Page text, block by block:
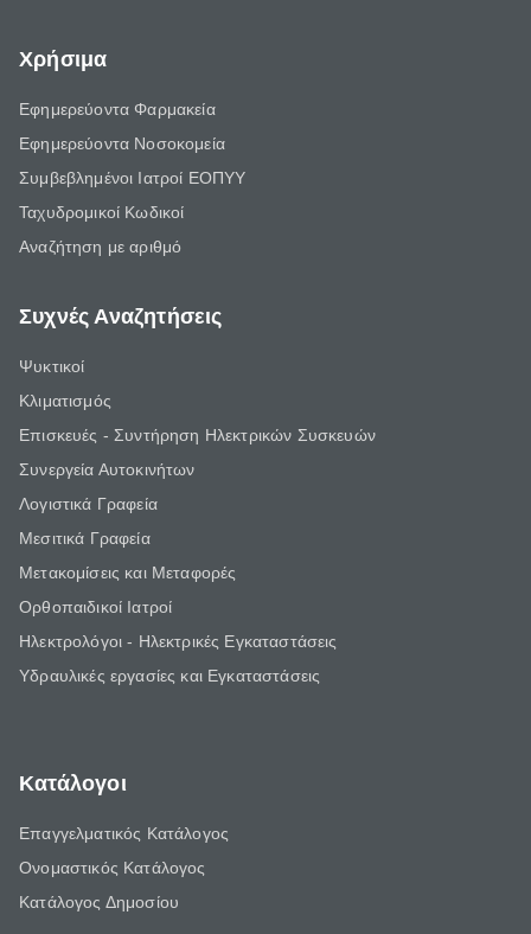
Χρήσιμα
Εφημερεύοντα Φαρμακεία
Εφημερεύοντα Νοσοκομεία
Συμβεβλημένοι Ιατροί ΕΟΠΥΥ
Ταχυδρομικοί Κωδικοί
Αναζήτηση με αριθμό
Συχνές Αναζητήσεις
Ψυκτικοί
Κλιματισμός
Επισκευές - Συντήρηση Ηλεκτρικών Συσκευών
Συνεργεία Αυτοκινήτων
Λογιστικά Γραφεία
Μεσιτικά Γραφεία
Μετακομίσεις και Μεταφορές
Ορθοπαιδικοί Ιατροί
Ηλεκτρολόγοι - Ηλεκτρικές Εγκαταστάσεις
Υδραυλικές εργασίες και Εγκαταστάσεις
Κατάλογοι
Επαγγελματικός Κατάλογος
Ονομαστικός Κατάλογος
Κατάλογος Δημοσίου